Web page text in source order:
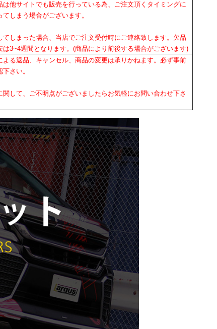
他サイトでも販売を行っている為、ご注文頂くタイミングに
しまう場合がございます。
しまった場合、当店でご注文受付時にご連絡致します。欠品
は3~4週間となります。(商品により前後する場合がございます)
よる返品、キャンセル、商品の変更は承りかねます。必ず事前
さい。
関して、ご不明点がございましたらお気軽にお問い合わせ下さ